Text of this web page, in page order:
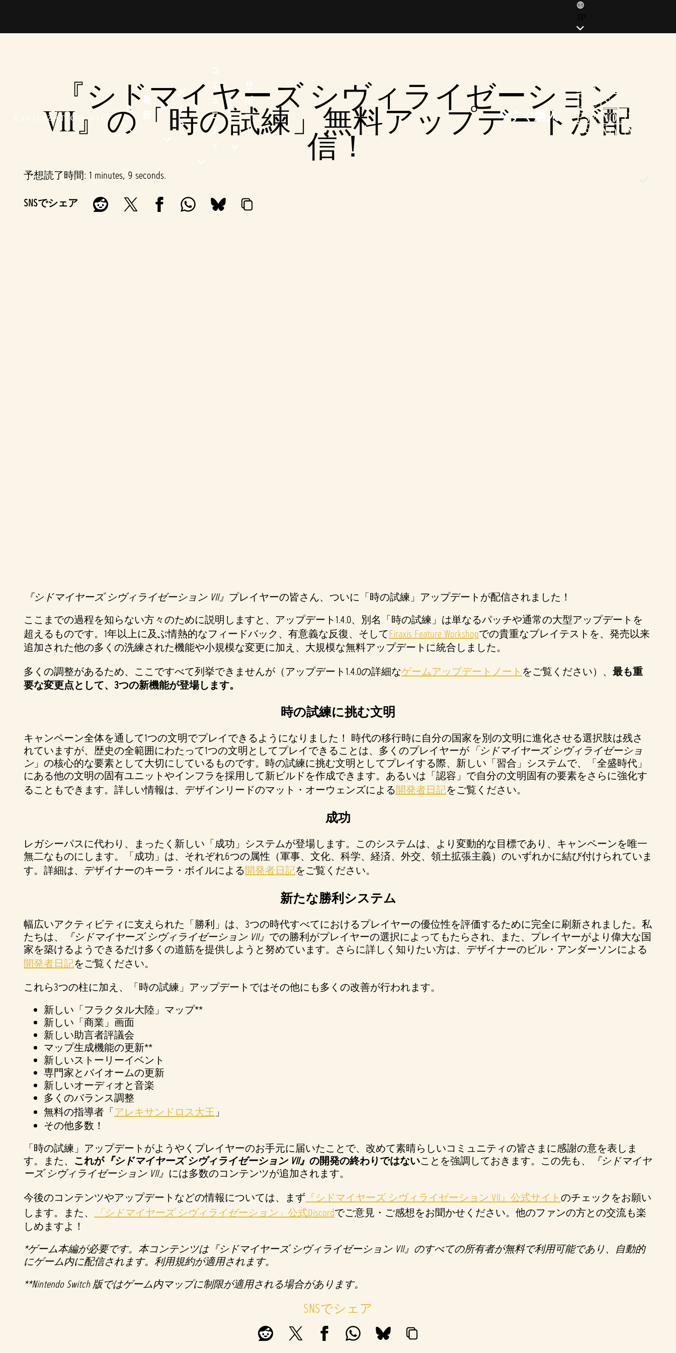
ガ
イ
ド
ミ
ニ
テ
ー
ト
今すぐ購入
ITALIANO (IT)
DEUTSCH (DE)
ESPAÑOL (ES)
ESPAÑOL (MX)
『シドマイヤーズ シヴィライゼーション
VII』の「時の試練」無料アップデートが配
信！
予想読了時間 1 minutes, 9 seconds
SNSでシェア
A
c
c
e
p
&
P
l
y
再
リ
ッ
ク
す
と
YouT
ube
の
プ
ラ
イ
バ
シ
ー
ポ
リ
シ
ー
と
Goog
leサ
ー
バ
へ
『シドマイヤーズ シヴィライゼーション VII』 プレイヤーの皆さん、ついに「時の試練」アップデートが配信されました！
ここまでの過程を知らない方々のために説明しますと、アップデート1.4.0、別名「時の試練」は単なるパッチや通常の大型アップデートを
超えるものです。1年以上に及ぶ情熱的なフィードバック、有意義な反復、そしてFiraxis Feature Workshopでの貴重なプレイテストを、発売以来
追加された他の多くの洗練された機能や小規模な変更に加え、大規模な無料アップデートに統合しました。
多くの調整があるため、ここですべて列挙できませんが（アップデート1.4.0の詳細なゲームアップデートノート をご覧ください）、 最も重
要な変更点として、3つの新機能が登場します。
時の試練に挑む文明
キャンペーン全体を通して1つの文明でプレイできるようになりました！ 時代の移行時に自分の国家を別の文明に進化させる選択肢は残さ
れていますが、歴史の全範囲にわたって1つの文明としてプレイできることは、多くのプレイヤーが 「シドマイヤーズ シヴィライゼーショ
ン」の核心的な要素として大切にしているものです。時の試練に挑む文明としてプレイする際、新しい「習合」システムで、「全盛時代」
にある他の文明の固有ユニットやインフラを採用して新ビルドを作成できます。あるいは「認容」で自分の文明固有の要素をさらに強化す
ることもできます。詳しい情報は、デザインリードのマット・オーウェンズによる開発者日記をご覧ください。
成功
レガシーパスに代わり、まったく新しい「成功」システムが登場します。このシステムは、より変動的な目標であり、キャンペーンを唯一
無二なものにします。「成功」は、それぞれ6つの属性（軍事、文化、科学、経済、外交、領土拡張主義）のいずれかに結び付けられていま
す。詳細は、デザイナーのキーラ・ボイルによる開発者日記をご覧ください。
新たな勝利システム
幅広いアクティビティに支えられた「勝利」は、3つの時代すべてにおけるプレイヤーの優位性を評価するために完全に刷新されました。私
たちは、
『シドマイヤーズ シヴィライゼーション VII』 での勝利がプレイヤーの選択によってもたらされ、また、プレイヤーがより偉大な国
家を築けるようできるだけ多くの道筋を提供しようと努めています。さらに詳しく知りたい方は、デザイナーのビル・アンダーソンによる
開発者日記をご覧ください。
これら3つの柱に加え、「時の試練」アップデートではその他にも多くの改善が行われます。
新しい「フラクタル大陸」マップ**
新しい「商業」画面
新しい助言者評議会
マップ生成機能の更新**
新しいストーリーイベント
専門家とバイオームの更新
新しいオーディオと音楽
多くのバランス調整
無料の指導者「アレキサンドロス大王 」
その他多数！
「時の試練」アップデートがようやくプレイヤーのお手元に届いたことで、改めて素晴らしいコミュニティの皆さまに感謝の意を表しま
す。また、 これが『シドマイヤーズ シヴィライゼーション VII』 の開発の終わりではないことを強調しておきます。この先も、
『シドマイヤ
ーズ シヴィライゼーション VII』 には多数のコンテンツが追加されます。
今後のコンテンツやアップデートなどの情報については、まず 『シドマイヤーズ シヴィライゼーション VII』公式サイトのチェックをお願い
します。また、
「シドマイヤーズ シヴィライゼーション」 公式Discordでご意見・ご感想をお聞かせください。他のファンの方との交流も楽
しめますよ！
*ゲーム本編が必要です。本コンテンツは『シドマイヤーズ シヴィライゼーション VII』のすべての所有者が無料で利用可能であり、自動的
にゲーム内に配信されます。利用規約が適用されます。
**Nintendo Switch 版ではゲーム内マップに制限が適用される場合があります。
SNSでシェア